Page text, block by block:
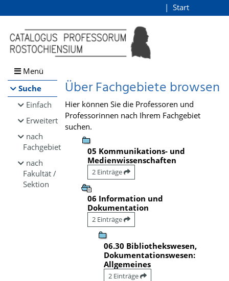
Browsen
direkt zum Inhalt
Start
Menü
Suche
Einfach
Erweitert
nach
Fachgebiet
nach
Fakultät /
Sektion
Über Fachgebiete browsen
Hier können Sie die Professoren und
Professorinnen nach Ihrem Fachgebiet
suchen.
05 Kommunikations- und
Medienwissenschaften
2 Einträge
06 Information und
Dokumentation
2 Einträge
06.30 Bibliothekswesen,
Dokumentationswesen:
Allgemeines
2 Einträge